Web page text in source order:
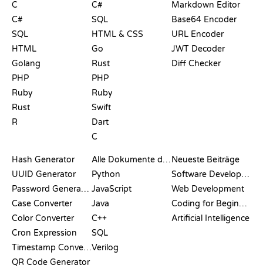
C
C#
SQL
HTML
Golang
PHP
Ruby
Rust
R
C#
SQL
HTML & CSS
Go
Rust
PHP
Ruby
Swift
Dart
C
Markdown Editor
Base64 Encoder
URL Encoder
JWT Decoder
Diff Checker
Hash Generator
UUID Generator
Password Generator
Case Converter
Color Converter
Cron Expression
Timestamp Converter
QR Code Generator
Alle Dokumente durchsuchen
Python
JavaScript
Java
C++
SQL
Verilog
Neueste Beiträge
Software Development
Web Development
Coding for Beginners
Artificial Intelligence